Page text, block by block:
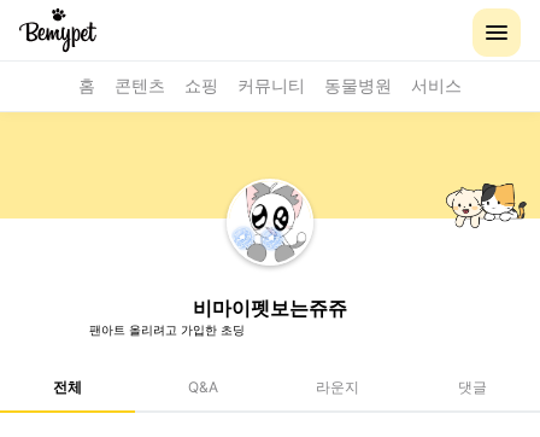
홈 콘텐츠 쇼핑 커뮤니티 동물병원 서비스
비마이펫보는쥬쥬
팬아트 올리려고 가입한 초딩
전체 Q&A 라운지 댓글